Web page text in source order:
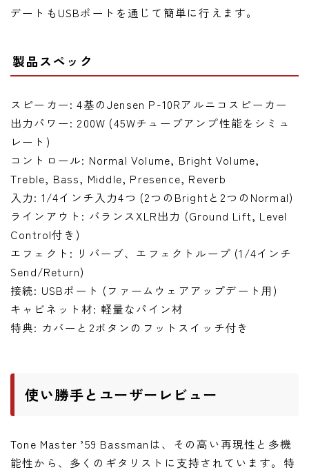
デートもUSBポートを通じて簡単に行えます。
製品スペック
スピーカー: 4基のJensen P-10Rアルニコスピーカー
出力パワー: 200W (45Wチューブアンプ性能をシミュ
レート)
コントロール: Normal Volume, Bright Volume,
Treble, Bass, Middle, Presence, Reverb
入力: 1/4インチ入力4つ (2つのBrightと2つのNormal)
ラインアウト: バランスXLR出力 (Ground Lift, Level
Control付き)
エフェクト: リバーブ、エフェクトループ (1/4インチ
Send/Return)
接続: USBポート (ファームウェアアップデート用)
キャビネット材: 軽量なパイン材
特典: カバーと2ボタンのフットスイッチ付き
使い勝手とユーザーレビュー
Tone Master ’59 Bassmanは、その高い再現性と多機
能性から、多くのギタリストに支持されています。特